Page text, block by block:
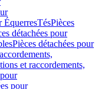
ÉquerresTésPièces
détachées pour
Pièces détachées pour
et raccordements,
pour